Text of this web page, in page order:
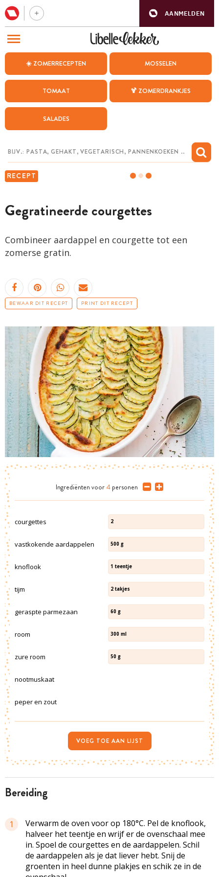
AANMELDEN
☀️ ZOMERRECEPTEN MOSSELEN
TOMAAT 🍹 ZOMERDRANKJES
SALADES
RECEPT
Gegratineerde courgettes
Combineer aardappel en courgette tot een
zomerse gratin.
BEWAAR DIT RECEPT PRINT DIT RECEPT
bereiding
1
Verwarm de oven voor op 180°C. Pel de knoflook,
halveer het teentje en wrijf er de ovenschaal mee
in. Spoel de courgettes en de aardappelen. Schil
de aardappelen als je dat liever hebt. Snij de
groenten in heel dunne plakjes en schik ze in de
Ingrediënten voor 4 personen
courgettes 2
vastkokende aardappelen 500 g
knoflook 1 teentje
tijm 2 takjes
geraspte parmezaan 60 g
room 300 ml
zure room 50 g
nootmuskaat
peper en zout
VOEG TOE AAN LIJST
BEZOEK ONZE ANDERE WEBSITES
WEEKMENU
CHAT MET MAIA
MIJN BEWAARDE RECEPTEN